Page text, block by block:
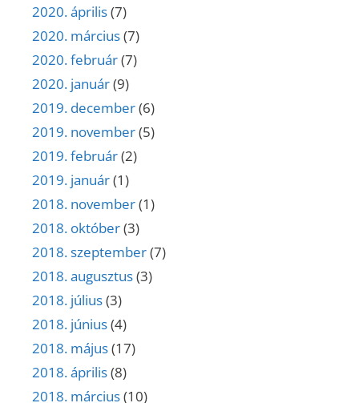
2020. április(7)
2020. március(7)
2020. február(7)
2020. január(9)
2019. december(6)
2019. november(5)
2019. február(2)
2019. január(1)
2018. november(1)
2018. október(3)
2018. szeptember(7)
2018. augusztus(3)
2018. július(3)
2018. június(4)
2018. május(17)
2018. április(8)
2018. március(10)